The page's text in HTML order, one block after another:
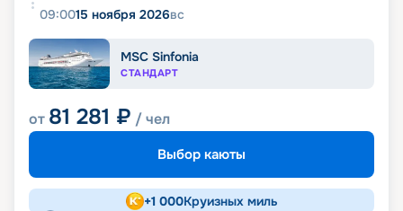
09:0015 ноября 2026вс
MSC Sinfonia
СТАНДАРТ
от 81 281 ₽ / чел
Выбор каюты
+1 000Круизных миль